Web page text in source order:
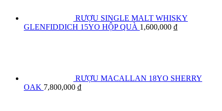
RƯỢU SINGLE MALT WHISKY
GLENFIDDICH 15YO HỘP QUÀ 1,600,000 ₫
RƯỢU MACALLAN 18YO SHERRY
OAK 7,800,000 ₫